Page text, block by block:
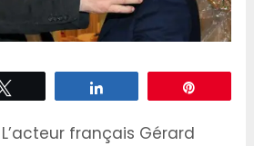
L’acteur français Gérard